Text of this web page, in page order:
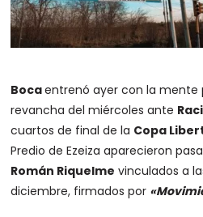
Bocaentrenó ayer con la mente
revancha del miércoles ante
cuartos de final de la Copa
Predio de Ezeiza aparecieron
Román Riquelme vinculados a
diciembre, firmados por